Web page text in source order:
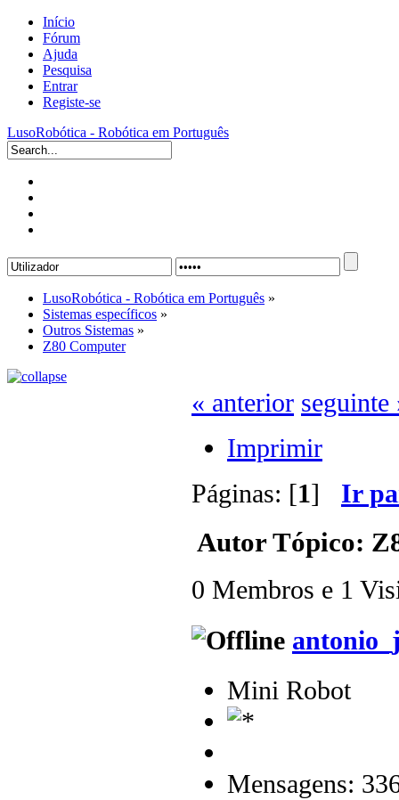
Início
Fórum
Ajuda
Pesquisa
Entrar
Registe-se
LusoRobótica - Robótica em Português
LusoRobótica - Robótica em Português »
Sistemas específicos »
Outros Sistemas »
Z80 Computer
« anterior seguinte
Imprimir
Páginas: [1] Ir
AutorTópico:
0 Membros e 1
Mini Robot
Mensagens: